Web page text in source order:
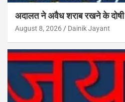
अदालत ने अवैध शराब रखने के दोषी
August 8, 2026 Dainik Jayant